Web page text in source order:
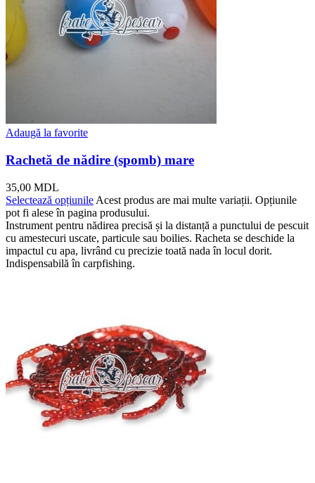
Adaugă la favorite
Rachetă de nădire (spomb) mare
35,00 MDL
Selectează opțiunile Acest produs are mai multe variații. Opțiunile
pot fi alese în pagina produsului.
Instrument pentru nădirea precisă și la distanță a punctului de pescuit
cu amestecuri uscate, particule sau boilies. Racheta se deschide la
impactul cu apa, livrând cu precizie toată nada în locul dorit.
Indispensabilă în carpfishing.